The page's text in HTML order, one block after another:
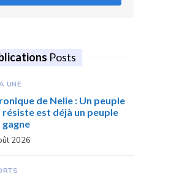
Posts
UNE
de Nelie : Un peuple
résiste est déjà un peuple
gagne
2026